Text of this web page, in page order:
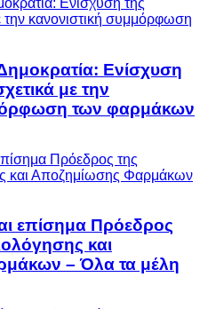
Ενίσχυση
με την
των φαρμάκων
επίσημα Πρόεδρος
και
– Όλα τα μέλη